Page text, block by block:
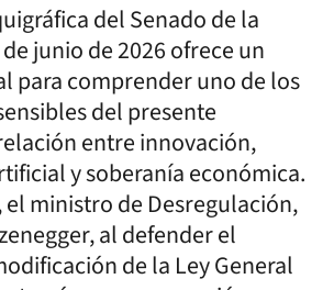
del Senado de la
junio de 2026 ofrece un
para comprender uno de los
del presente
entre innovación,
y soberanía económica.
el ministro de Desregulación,
al defender el
de la Ley General